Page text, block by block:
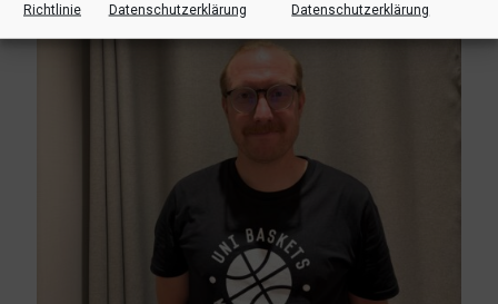
Richtlinie
Datenschutzerklärung
Datenschutzerklärung